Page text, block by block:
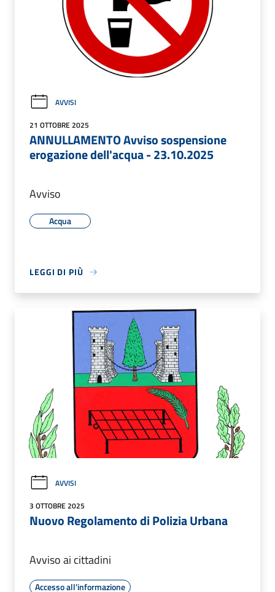
AVVISI
21 OTTOBRE 2025
ANNULLAMENTO Avviso sospensione
erogazione dell'acqua - 23.10.2025
Avviso
Acqua
LEGGI DI PIÙ
AVVISI
3 OTTOBRE 2025
Nuovo Regolamento di Polizia Urbana
Avviso ai cittadini
Accesso all'informazione